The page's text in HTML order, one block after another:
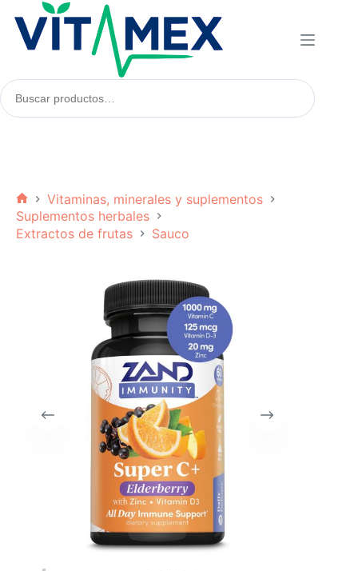
contenido
Buscar
productos:
Inicio
Vitaminas, minerales y suplementos
Suplementos herbales
Extractos de frutas
Sauco